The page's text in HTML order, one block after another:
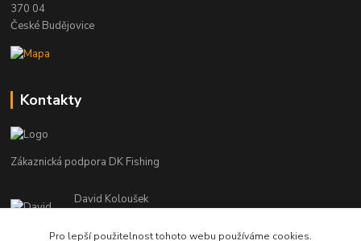
370 04
České Budějovice
Kontakty
Zákaznická podpora DK Fishing
David Koloušek
(Po-Pá, 7-18 hod.)
Pro lepší použitelnost tohoto webu používáme cookies.